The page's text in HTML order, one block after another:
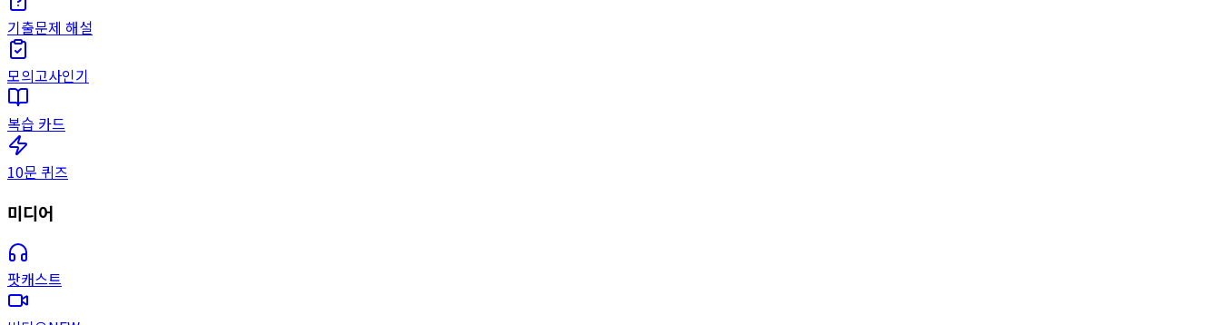
기출문제 해설
모의고사인기
복습 카드
10문 퀴즈
미디어
팟캐스트